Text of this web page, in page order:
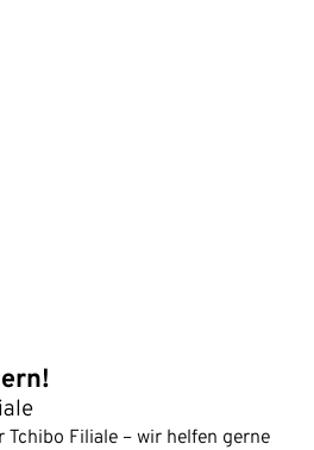
Tchibo Filiale – wir helfen gerne